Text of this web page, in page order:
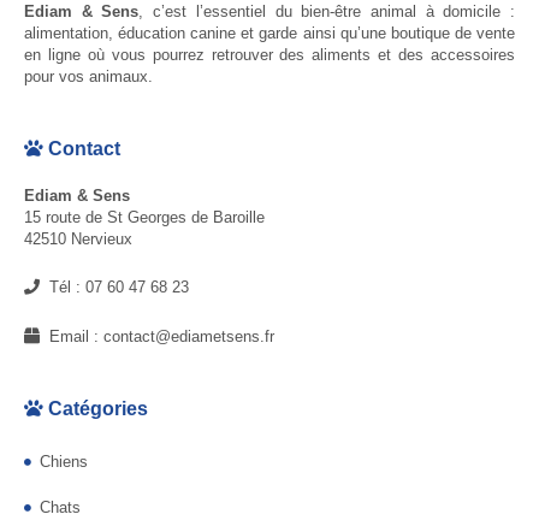
Ediam & Sens , c’est l’essentiel du bien-être animal à domicile :
alimentation, éducation canine et garde ainsi qu’une boutique de vente
en ligne où vous pourrez retrouver des aliments et des accessoires
pour vos animaux.
Contact
Ediam & Sens
15 route de St Georges de Baroille
42510 Nervieux
Tél : 07 60 47 68 23
Email : contact@ediametsens.fr
Catégories
Chiens
Chats